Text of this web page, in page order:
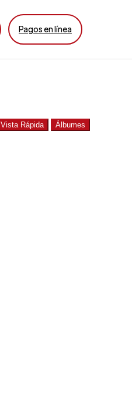
Pagos en línea
Vista Rápida Álbumes